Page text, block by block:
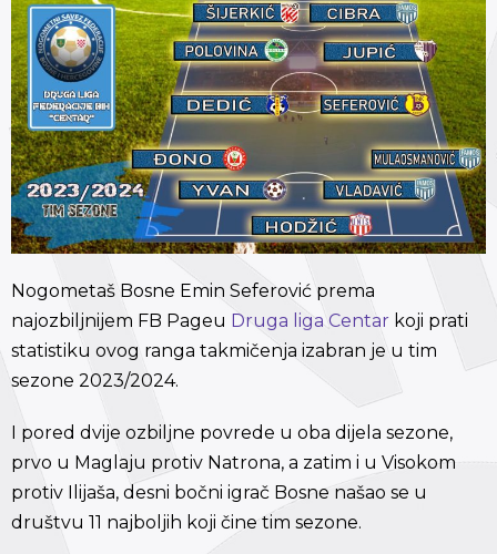
Nogometaš Bosne Emin Seferović prema
najozbiljnijem FB Pageu Druga liga Centar koji prati
statistiku ovog ranga takmičenja izabran je u tim
sezone 2023/2024.
I pored dvije ozbiljne povrede u oba dijela sezone,
prvo u Maglaju protiv Natrona, a zatim i u Visokom
protiv Ilijaša, desni bočni igrač Bosne našao se u
društvu 11 najboljih koji čine tim sezone.